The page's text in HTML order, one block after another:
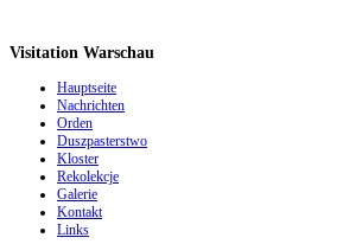
Visitation Warschau
Hauptseite
Nachrichten
Orden
Duszpasterstwo
Kloster
Rekolekcje
Galerie
Kontakt
Links